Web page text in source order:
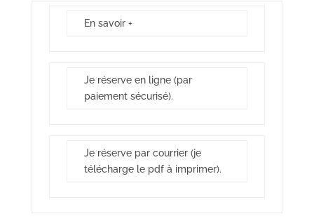
En savoir +
Je réserve en ligne (par
paiement sécurisé).
Je réserve par courrier (je
télécharge le pdf à imprimer).